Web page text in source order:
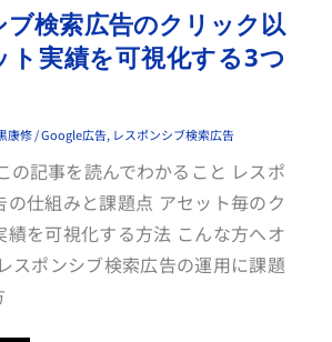
ブ検索広告のクリック以
ト実績を可視化する3つ
康修/Google広告, レスポンシブ検索広告
の記事を読んでわかること レスポ
の仕組みと課題点 アセット毎のク
績を可視化する方法 こんな方へオ
スポンシブ検索広告の運用に課題